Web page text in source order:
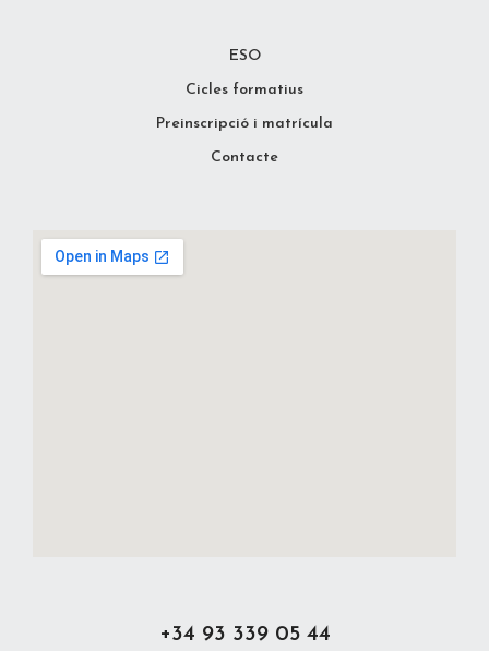
ESO
Cicles formatius
Preinscripció i matrícula
Contacte
+34 93 339 05 44